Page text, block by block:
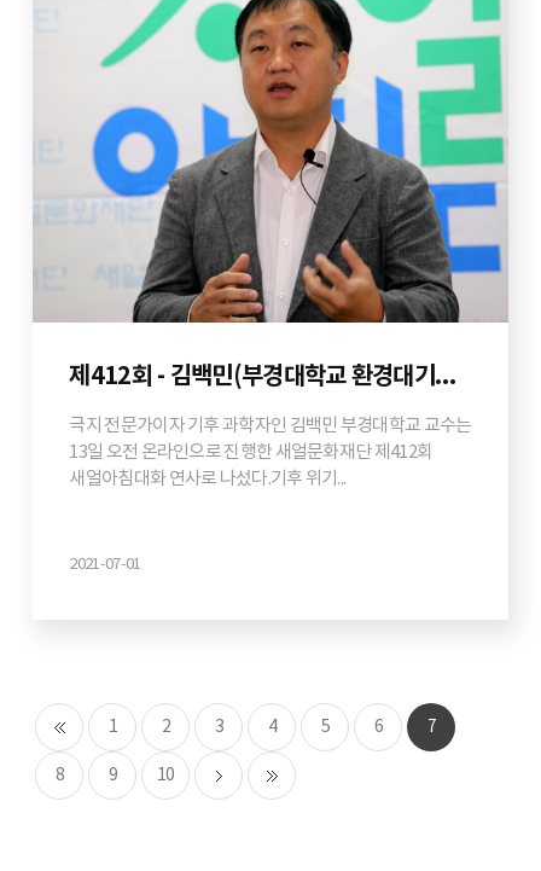
제412회 - 김백민(부경대학교 환경대기과학과 교수)
극지 전문가이자 기후 과학자인 김백민 부경대학교 교수는
13일 오전 온라인으로 진행한 새얼문화재단 제412회
새얼아침대화 연사로 나섰다.기후 위기...
2021-07-01
1 2 3 4 5 6 7
8 9 10